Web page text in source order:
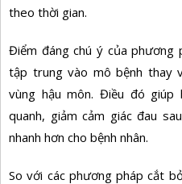
theo thời gian.
Điểm đáng chú ý của phương
tập trung vào mô bệnh thay
vùng hậu môn. Điều đó
quanh, giảm cảm giác đau
nhanh hơn cho bệnh nhân.
So với các phương pháp cắt